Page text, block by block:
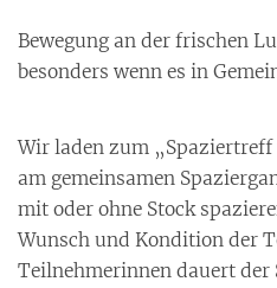
Bewegung an der frischen
besonders wenn es in
Wir laden zum
am gemeinsamen
mit oder ohne Stock
Wunsch und Kondition der
Teilnehmerinnen dauert der